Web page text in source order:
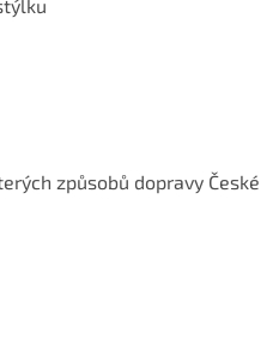
způsobů dopravy České